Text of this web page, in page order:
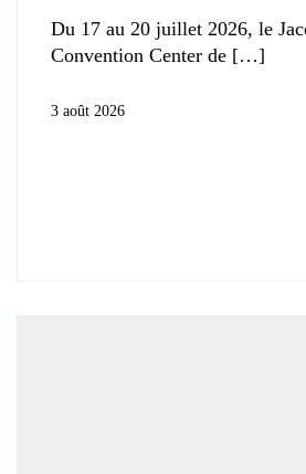
Du 17 au 20 juillet 2026, le
Convention Center de
3 août 2026